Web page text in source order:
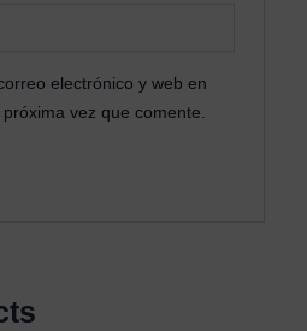
electrónico y web en
vez que comente.